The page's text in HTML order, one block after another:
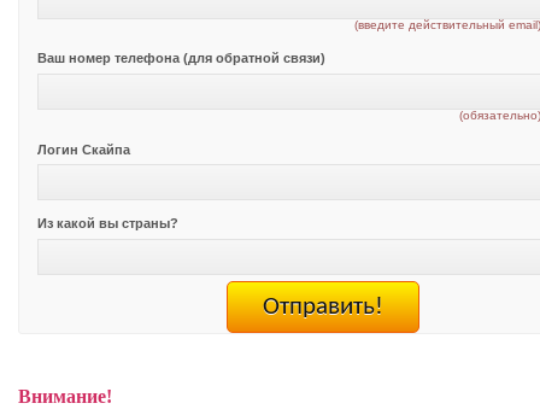
(введите действительный
Ваш номер телефона (для обратной связи)
Логин Скайпа
Из какой вы страны?
Внимание!